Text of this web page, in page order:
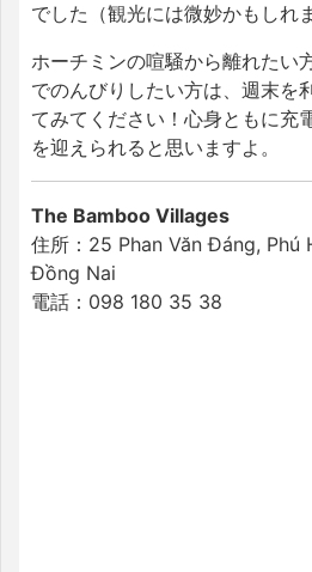
でした（観光には微妙かもしれ
ホーチミンの喧騒から離れたい
でのんびりしたい方は、週末を
てみてください！心身ともに充
を迎えられると思いますよ。
The Bamboo Villages
住所：25 Phan Văn Đáng, Phú
Đồng Nai
電話：098 180 35 38